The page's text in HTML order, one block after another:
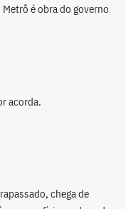
é obra do governo
acorda.
chega de